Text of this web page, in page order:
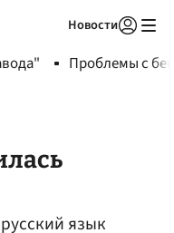
Новости
Проблемы с
язык